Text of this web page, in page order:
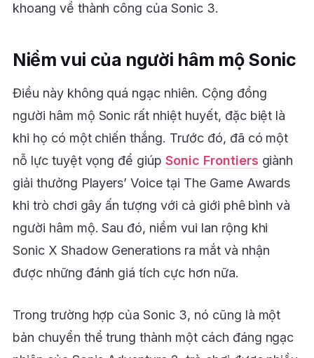
khoang về thành công của Sonic 3.
Niềm vui của người hâm mộ Sonic
Điều này không quá ngạc nhiên. Cộng đồng
người hâm mộ Sonic rất nhiệt huyết, đặc biệt là
khi họ có một chiến thắng. Trước đó, đã có một
nỗ lực tuyệt vọng để giúpSonic Frontiers giành
giải thưởng Players’ Voice tại The Game Awards
khi trò chơi gây ấn tượng với cả giới phê bình và
người hâm mộ. Sau đó, niềm vui lan rộng khi
Sonic X Shadow Generations ra mắt và nhận
được những đánh giá tích cực hơn nữa.
Trong trường hợp của Sonic 3, nó cũng là một
bản chuyển thể trung thành một cách đáng ngạc